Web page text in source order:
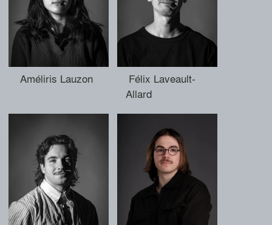
Améliris Lauzon
Félix Laveault-
Allard